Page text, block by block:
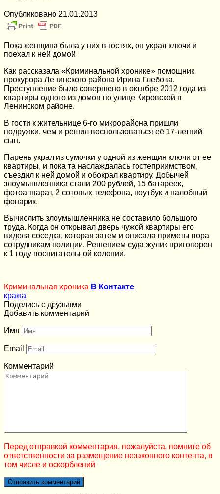
Опубликовано 21.01.2013
Пока женщина была у них в гостях, он украл ключи и
поехал к ней домой
Как рассказала «Криминальной хронике» помощник
прокурора Ленинского района Ирина Глебова.
Преступление было совершено в октябре 2012 года из
квартиры одного из домов по улице Кировской в
Ленинском районе.
В гости к жительнице 6-го микрорайона пришли
подружки, чем и решил воспользоваться её 17-летний
сын.
Парень украл из сумочки у одной из женщин ключи от ее
квартиры, и пока та наслаждалась гостеприимством,
съездил к ней домой и обокрал квартиру. Добычей
злоумышленника стали 200 рублей, 15 батареек,
фотоаппарат, 2 сотовых телефона, ноутбук и налобный
фонарик.
Вычислить злоумышленника не составило большого
труда. Когда он открывал дверь чужой квартиры его
видела соседка, которая затем и описала приметы вора
сотрудникам полиции. Решением суда жулик приговорен
к 1 году воспитательной колонии.
Криминальная хроника В Контакте
кража
Поделись с друзьями
Добавить комментарий
Имя
Email
Комментарий
Перед отправкой комментария, пожалуйста, помните об
ответственности за размещение незаконного контента, в
том числе и оскорблений